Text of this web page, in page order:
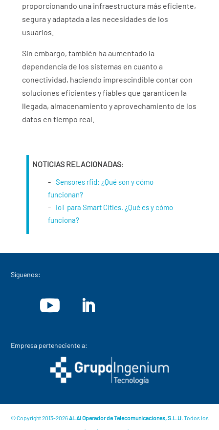
proporcionando una infraestructura más eficiente,
segura y adaptada a las necesidades de los
usuarios.
Sin embargo, también ha aumentado la
dependencia de los sistemas en cuanto a
conectividad, haciendo imprescindible contar con
soluciones eficientes y fiables que garanticen la
llegada, almacenamiento y aprovechamiento de los
datos en tiempo real.
NOTICIAS RELACIONADAS:
Sensores rfid: ¿Qué son y cómo
funcionan?
IoT para Smart Cities. ¿Qué es y cómo
funciona?
Síguenos:
Empresa perteneciente a:
© Copyright 2013-2026 ALAI Operador de Telecomunicaciones, S.L.U. Todos los